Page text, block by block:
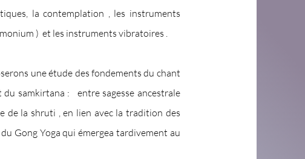
la contemplation , les instruments
) et les instruments vibratoires .
une étude des fondements du chant
samkirtana : entre sagesse ancestrale
de la shruti , en lien avec la tradition des
Gong Yoga qui émergea tardivement au